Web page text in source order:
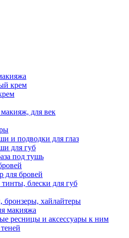
крем
макияж, для век
и подводки для глаз
для губ
под тушь
для бровей
блески для губ
бронзеры, хайлайтеры
макияжа
ресницы и аксессуары к ним